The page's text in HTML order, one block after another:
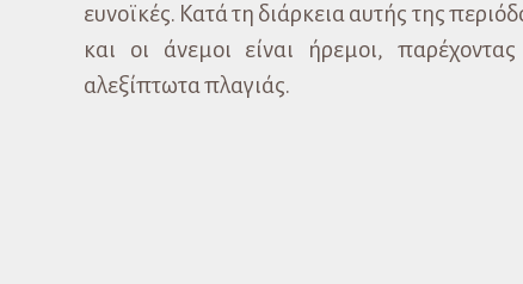
ευνοϊκές. Κατά τη διάρκεια αυτής της
και οι άνεμοι είναι ήρεμοι,
αλεξίπτωτα πλαγιάς.